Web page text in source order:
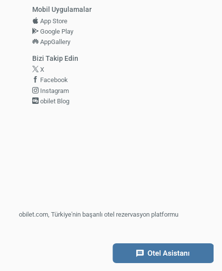
Mobil Uygulamalar
App Store
Google Play
AppGallery
Bizi Takip Edin
X
Facebook
Instagram
obilet Blog
obilet.com, Türkiye'nin başarılı otel rezervasyon platformu